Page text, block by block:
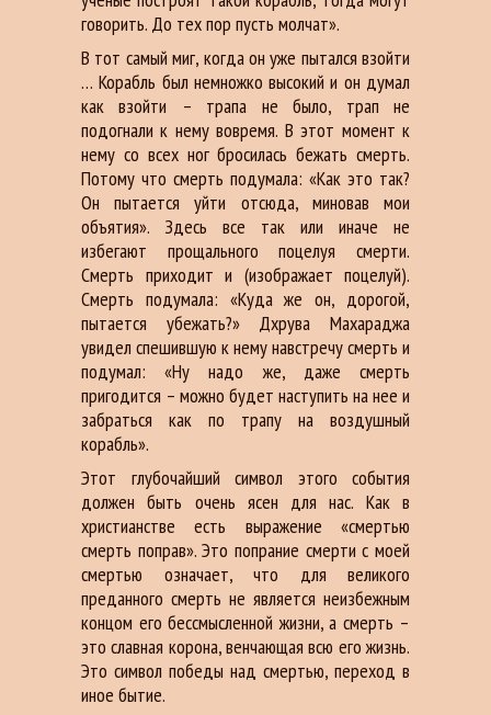
говорить. До тех пор пусть молчат».
В тот самый миг, когда он уже пытался взойти
… Корабль был немножко высокий и он думал
как взойти – трапа не было, трап не
подогнали к нему вовремя. В этот момент к
нему со всех ног бросилась бежать смерть.
Потому что смерть подумала: «Как это так?
Он пытается уйти отсюда, миновав мои
объятия». Здесь все так или иначе не
избегают прощального поцелуя смерти.
Смерть приходит и (изображает поцелуй).
Смерть подумала: «Куда же он, дорогой,
пытается убежать?» Дхрува Махараджа
увидел спешившую к нему навстречу смерть и
подумал: «Ну надо же, даже смерть
пригодится – можно будет наступить на нее и
забраться как по трапу на воздушный
корабль».
Этот глубочайший символ этого события
должен быть очень ясен для нас. Как в
христианстве есть выражение «смертью
смерть поправ». Это попрание смерти с моей
смертью означает, что для великого
преданного смерть не является неизбежным
концом его бессмысленной жизни, а смерть –
это славная корона, венчающая всю его жизнь.
Это символ победы над смертью, переход в
иное бытие.